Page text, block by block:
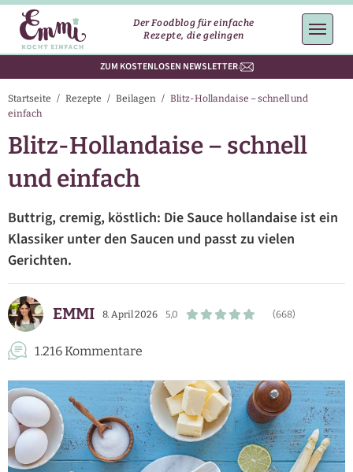
Der Foodblog für einfache
Rezepte, die gelingen
ZUM KOSTENLOSEN NEWSLETTER
Startseite / Rezepte / Beilagen / Blitz-Hollandaise – schnell und
einfach
Blitz-Hollandaise – schnell
und einfach
Buttrig, cremig, köstlich: Die Sauce hollandaise ist ein
Klassiker unter den Saucen und passt zu vielen
Gerichten.
EMMI 8. April 2026 5,0 (668)
1.216 Kommentare